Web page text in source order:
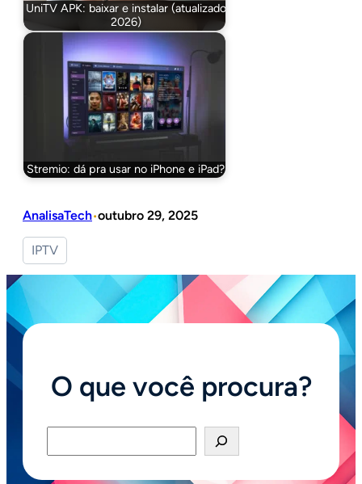
UniTV APK: baixar e instalar (atualizado
2026)
Stremio: dá pra usar no iPhone e iPad?
AnalisaTech•outubro 29, 2025
IPTV
O que você procura?